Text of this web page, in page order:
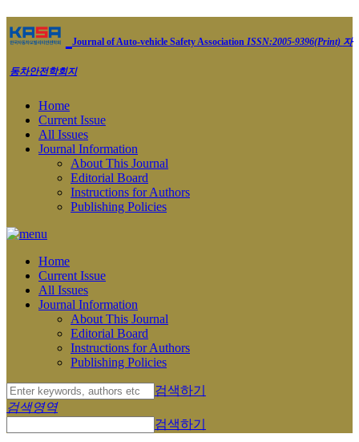
Journal of Auto-vehicle Safety Association ISSN:2005-9396(Print) 자
동차안전학회지
Home
Current Issue
All Issues
Journal Information
About This Journal
Editorial Board
Instructions for Authors
Publishing Policies
Home
Current Issue
All Issues
Journal Information
About This Journal
Editorial Board
Instructions for Authors
Publishing Policies
검색하기
검색영역
검색하기